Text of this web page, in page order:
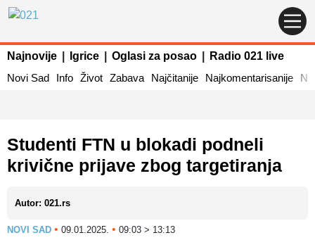
Najnovije Igrice Oglasi za posao
Radio 021 live
Novi Sad
Info Život Zabava Najčitanije Najkomentarisanije
Studenti FTN u blokadi podneli
krivične prijave zbog targetiranja
Autor: 021.rs
NOVI SAD • 09.01.2025. • 09:03 > 13:13